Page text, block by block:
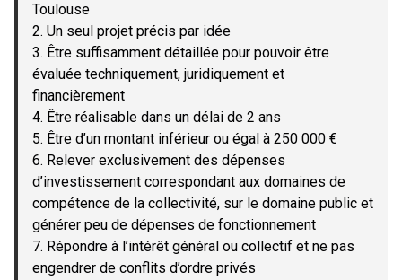
Toulouse
2. Un seul projet précis par idée
3. Être suffisamment détaillée pour pouvoir être
évaluée techniquement, juridiquement et
financièrement
4. Être réalisable dans un délai de 2 ans
5. Être d’un montant inférieur ou égal à 250 000 €
6. Relever exclusivement des dépenses
d’investissement correspondant aux domaines de
compétence de la collectivité, sur le domaine public et
générer peu de dépenses de fonctionnement
7. Répondre à l’intérêt général ou collectif et ne pas
engendrer de conflits d’ordre privés